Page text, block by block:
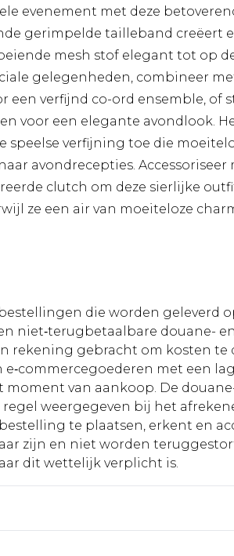
evenement met deze
gerimpelde tailleband creëert
mesh stof elegant tot op
gelegenheden, combineer
een verfijnd co-ord ensemble, of
voor een elegante avondlook.
speelse verfijning toe die
avondrecepties. Accessoriseer
clutch om deze sierlijke
ze een air van moeiteloze
die worden geleverd
niet‑terugbetaalbare douane- en
rekening gebracht om kosten te
met een
van aankoop. De
weergegeven bij het
te plaatsen, erkent en
zijn en niet worden
dit wettelijk verplicht is.